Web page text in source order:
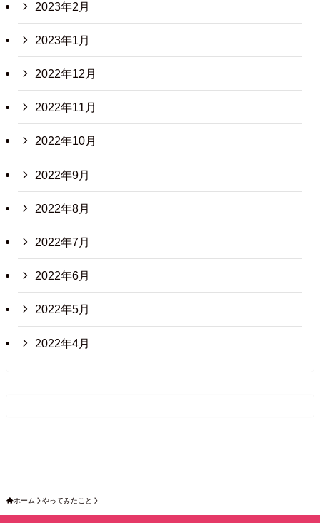
2023年2月
2023年1月
2022年12月
2022年11月
2022年10月
2022年9月
2022年8月
2022年7月
2022年6月
2022年5月
2022年4月
ホーム やってみたこと